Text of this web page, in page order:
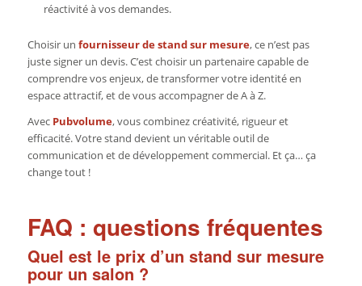
réactivité à vos demandes.
Choisir un fournisseur de stand sur mesure, ce n’est pas
juste signer un devis. C’est choisir un partenaire capable de
comprendre vos enjeux, de transformer votre identité en
espace attractif, et de vous accompagner de A à Z.
Avec Pubvolume, vous combinez créativité, rigueur et
efficacité. Votre stand devient un véritable outil de
communication et de développement commercial. Et ça… ça
change tout !
FAQ : questions fréquentes
Quel est le prix d’un stand sur mesure
pour un salon ?